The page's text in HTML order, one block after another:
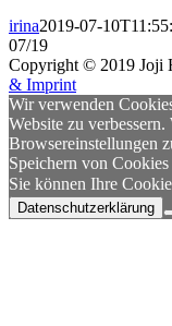
irina2019-07-
07/19
Copyright © 2019 Joji
& Imprint
Wir verwenden
Website zu
Browsereinstellungen
Speichern von
Sie können Ihre
Datenschutzerklärung